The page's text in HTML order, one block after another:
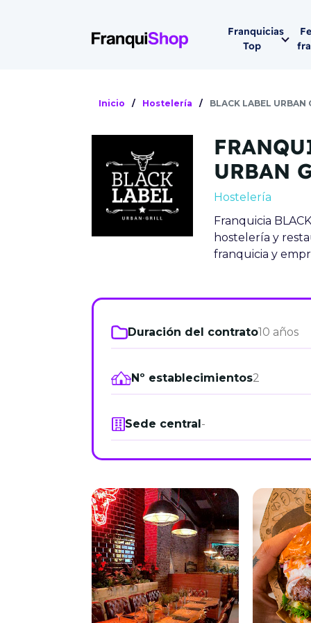
Franquicias
Top
Hostelería
Estética y
Gimnasios
Madrid
08 de
IFEMA -
España)
Lleva tu
Inicio / Hostelería / BLACK LABEL URBAN
URBAN
Hostelería
Franquicia
hostelería y
franquicia y
Duración del contrato10 años
Nº establecimientos2
Sede central-